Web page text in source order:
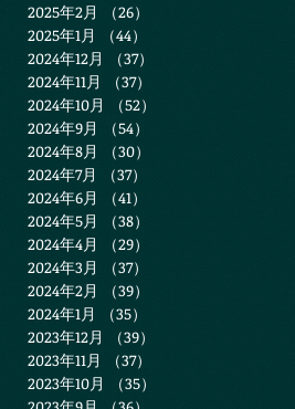
2025年2月
（26）
2025年1月
（44）
2024年12月
（37）
2024年11月
（37）
2024年10月
（52）
2024年9月
（54）
2024年8月
（30）
2024年7月
（37）
2024年6月
（41）
2024年5月
（38）
2024年4月
（29）
2024年3月
（37）
2024年2月
（39）
2024年1月
（35）
2023年12月
（39）
2023年11月
（37）
2023年10月
（35）